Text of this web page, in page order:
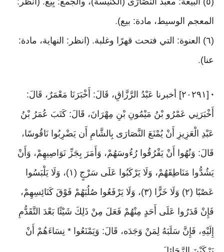
المعجم الوسيط، مادة: بيع).
(٦) العنوة: التي فتحت قهرًا وغلبة. (انظر: النهاية، مادة:
عنا).
•
[٢٠٢٩١] أخبرنا عَبْدُ الرَّزَّاقِ، قَالَ: أَخْبَرَنَا مَعْمَرٌ، قَالَ:
أَخْبَرَنِي عَمْرُو بْنُ مَيْمُونِ بْنِ مِهْرَانَ، قَالَ: كَتَبَ عُمَرُ بْنُ
عَبْدِ الْعَزِيزِ أَنْ يُمْنَعَ النَّصَارَى بِالشَّامِ أَن يَضْرِبُوا نَاقُوسًا،
قَالَ: وَنُهُوا أَنْ يَفْرُقُوا رُءُوسَهُمْ، وَأَمَرَ بِجَزِّ نَوَاصِيهِمْ، وَأَنْ
يَشُدُّوا مَنَاطِقَهُمْ، وَلَا يَرْكَبُوا عَلَى سَرْجٍ (١)، وَلَا يَلْبَسُوا
عَصْبًا (٢) وَلَا خَزًّا (٣)، وَلَا يَرْفَعُوا صُلُبَهُمْ فَوْقَ كَنَائِسِهِمْ،
فَإِنْ قَدَرُوا عَلَى أَحَدٍ مِنْهُمْ فَعَلَ مِنْ ذَلِكَ شَيْئًا بَعْدَ التَّقَدُّمِ
إِلَيْهِ، فَإِنَّ سَلَبَهُ لِمَنْ وَجَدَه، قَالَ: وَيَمْنَعُوا * نِسَاءَهُمْ أَنْ